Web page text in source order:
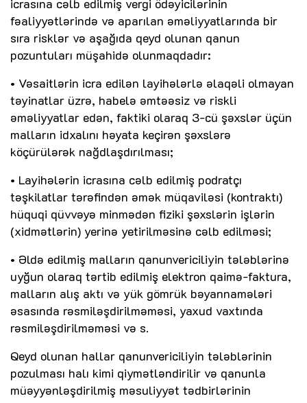
icrasına cəlb edilmiş vergi ödəyicilərinin
fəaliyyətlərində və aparılan əməliyyatlarında bir
sıra risklər və aşağıda qeyd olunan qanun
pozuntuları müşahidə olunmaqdadır:
• Vəsaitlərin icra edilən layihələrlə əlaqəli olmayan
təyinatlar üzrə, habelə əmtəəsiz və riskli
əməliyyatlar edən, faktiki olaraq 3-cü şəxslər üçün
malların idxalını həyata keçirən şəxslərə
köçürülərək nağdlaşdırılması;
• Layihələrin icrasına cəlb edilmiş podratçı
təşkilatlar tərəfindən əmək müqaviləsi (kontraktı)
hüquqi qüvvəyə minmədən fiziki şəxslərin işlərin
(xidmətlərin) yerinə yetirilməsinə cəlb edilməsi;
• Əldə edilmiş malların qanunvericiliyin tələblərinə
uyğun olaraq tərtib edilmiş elektron qaimə-faktura,
malların alış aktı və yük gömrük bəyannamələri
əsasında rəsmiləşdirilməməsi, yaxud vaxtında
rəsmiləşdirilməməsi və s.
Qeyd olunan hallar qanunvericiliyin tələblərinin
pozulması halı kimi qiymətləndirilir və qanunla
müəyyənləşdirilmiş məsuliyyət tədbirlərinin